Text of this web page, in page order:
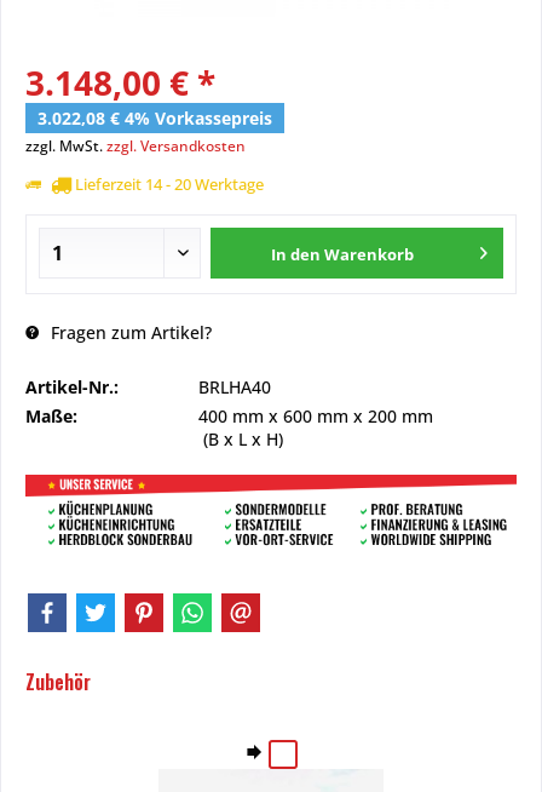
3.148,00 € *
3.022,08 € 4% Vorkassepreis
zzgl. MwSt.zzgl. Versandkosten
Lieferzeit 14 - 20 Werktage
In den Warenkorb
Fragen zum Artikel?
Artikel-Nr.:
BRLHA40
Maße:
400 mm x 600 mm x 200 mm
(B x L x H)
Zubehör